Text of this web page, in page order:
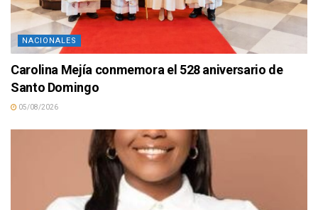
NACIONALES
Carolina Mejía conmemora el 528 aniversario de
Santo Domingo
05/08/2026